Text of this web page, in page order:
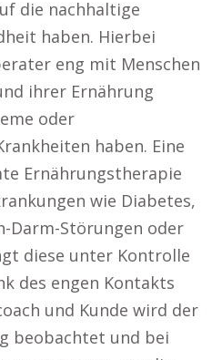
die nachhaltige
haben. Hierbei
eng mit Menschen
ihrer Ernährung
oder
haben. Eine
Ernährungstherapie
wie Diabetes,
Darm-Störungen oder
diese unter Kontrolle
des engen Kontakts
und Kunde wird der
beobachtet und bei